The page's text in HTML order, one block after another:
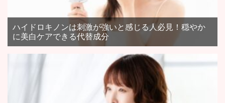
ハイドロキノンは刺激が強いと感じる人必見！穏やか
に美白ケアできる代替成分